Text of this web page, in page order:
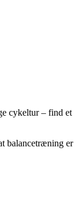
cykeltur – find et
balancetræning er